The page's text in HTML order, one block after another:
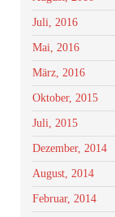
Juli, 2016
Mai, 2016
März, 2016
Oktober, 2015
Juli, 2015
Dezember, 2014
August, 2014
Februar, 2014